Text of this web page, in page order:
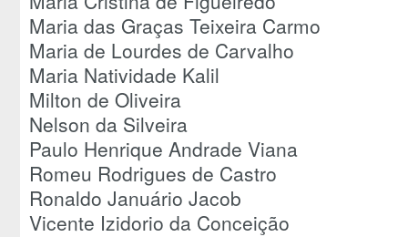
Maria das Graças Teixeira Carmo
Maria de Lourdes de Carvalho
Maria Natividade Kalil
Milton de Oliveira
Nelson da Silveira
Paulo Henrique Andrade Viana
Romeu Rodrigues de Castro
Ronaldo Januário Jacob
Vicente Izidorio da Conceição